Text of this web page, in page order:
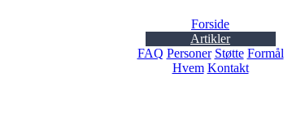
Forside
Artikler
FAQ Personer Støtte Formål
Hvem Kontakt